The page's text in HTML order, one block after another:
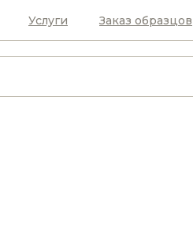
Услуги Заказ образцов